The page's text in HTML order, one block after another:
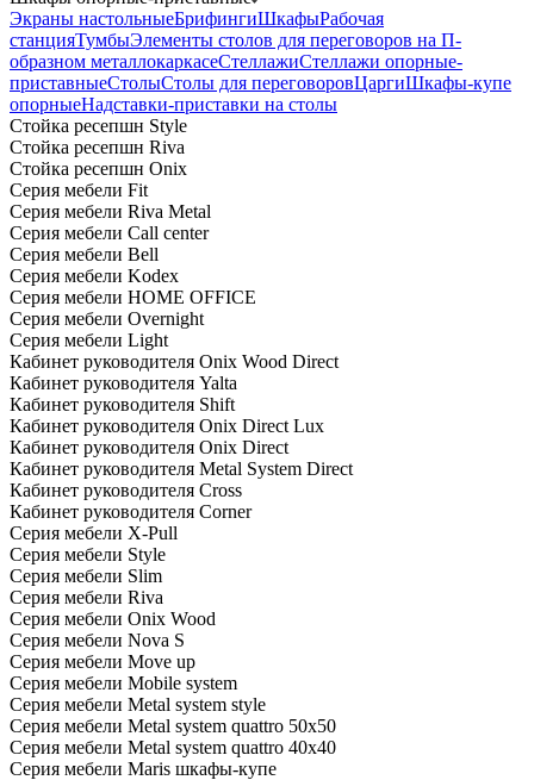
Экраны настольныеБрифингиШкафыРабочая
станцияТумбыЭлементы столов для переговоров на П-
образном металлокаркасеСтеллажиСтеллажи опорные-
приставныеСтолыСтолы для переговоровЦаргиШкафы-купе
опорныеНадставки-приставки на столы
Стойка ресепшн Style
Стойка ресепшн Riva
Стойка ресепшн Onix
Серия мебели Fit
Серия мебели Riva Metal
Серия мебели Call center
Серия мебели Bell
Серия мебели Kodex
Серия мебели HOME OFFICE
Серия мебели Overnight
Серия мебели Light
Кабинет руководителя Onix Wood Direct
Кабинет руководителя Yalta
Кабинет руководителя Shift
Кабинет руководителя Onix Direct Lux
Кабинет руководителя Onix Direct
Кабинет руководителя Metal System Direct
Кабинет руководителя Cross
Кабинет руководителя Corner
Серия мебели X-Pull
Серия мебели Style
Серия мебели Slim
Серия мебели Riva
Серия мебели Onix Wood
Серия мебели Nova S
Серия мебели Move up
Серия мебели Mobile system
Серия мебели Metal system style
Серия мебели Metal system quattro 50x50
Серия мебели Metal system quattro 40x40
Серия мебели Maris шкафы-купе